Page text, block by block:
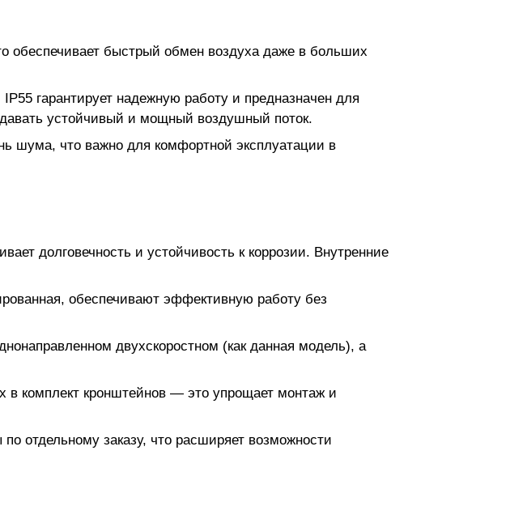
обеспечивает быстрый обмен воздуха даже в больших
гарантирует надежную работу и предназначен для
устойчивый и мощный воздушный поток.
шума, что важно для комфортной эксплуатации в
долговечность и устойчивость к коррозии. Внутренние
обеспечивают эффективную работу без
двухскоростном (как данная модель), а
в комплект кронштейнов — это упрощает монтаж и
отдельному заказу, что расширяет возможности